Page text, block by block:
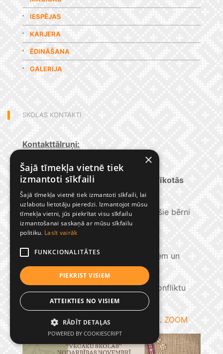
IESPĒJAS
KARJERA
ĒDINĀŠANA
GALERIJA
SKOLAS KONTAKTI
Kontakttālruņi:
Kanceleja:65322084
Preiļu Novada Izglītības pārvaldes rīkotās
nodarbības:
Iekļaujošā izglītība skolā. Kādi ir īpašie bērni
un kā tos atpazīt?
Komunikācija un saskarsme ar bērniem un
jauniešiem.
Bērna emocionālā audzināšana un konfliktu
risināšana.ZOOM
Mākslīgais intelekts mācību procesā. ZOOM
×
Šajā tīmekļa vietnē tiek
izmantoti sīkfaili
Šajā tīmekļa vietnē tiek izmantoti sīkfaili, lai
uzlabotu lietotāju pieredzi. Izmantojot mūsu
tīmekļa vietni, jūs piekrītat visu sīkfailu
izmantošanai saskaņā ar mūsu sīkfailu
politiku. Lasīt vairāk
FUNKCIONALITĀTES
PIEKRIST VISIEM
ATTEIKTIES NO VISIEM
RĀDĪT DETAĻAS
POWERED BY COOKIESCRIPT